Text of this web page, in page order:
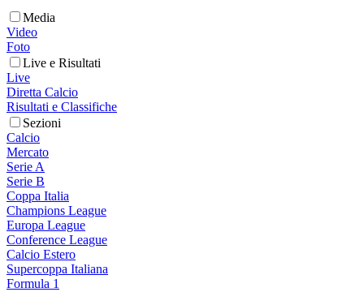
Media
Video
Foto
Live e Risultati
Live
Diretta Calcio
Risultati e Classifiche
Sezioni
Calcio
Mercato
Serie A
Serie B
Coppa Italia
Champions League
Europa League
Conference League
Calcio Estero
Supercoppa Italiana
Formula 1